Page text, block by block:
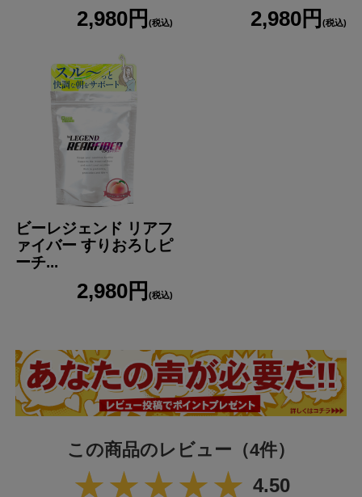
2,980円(税込) 2,980円 (税込)
ビーレジェンド リアフ
ァイバー すりおろしピ
ーチ...
2,980円(税込)
この商品のレビュー （4件）
4.50